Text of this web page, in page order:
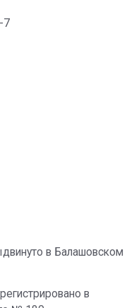
7
в Балашовском
в